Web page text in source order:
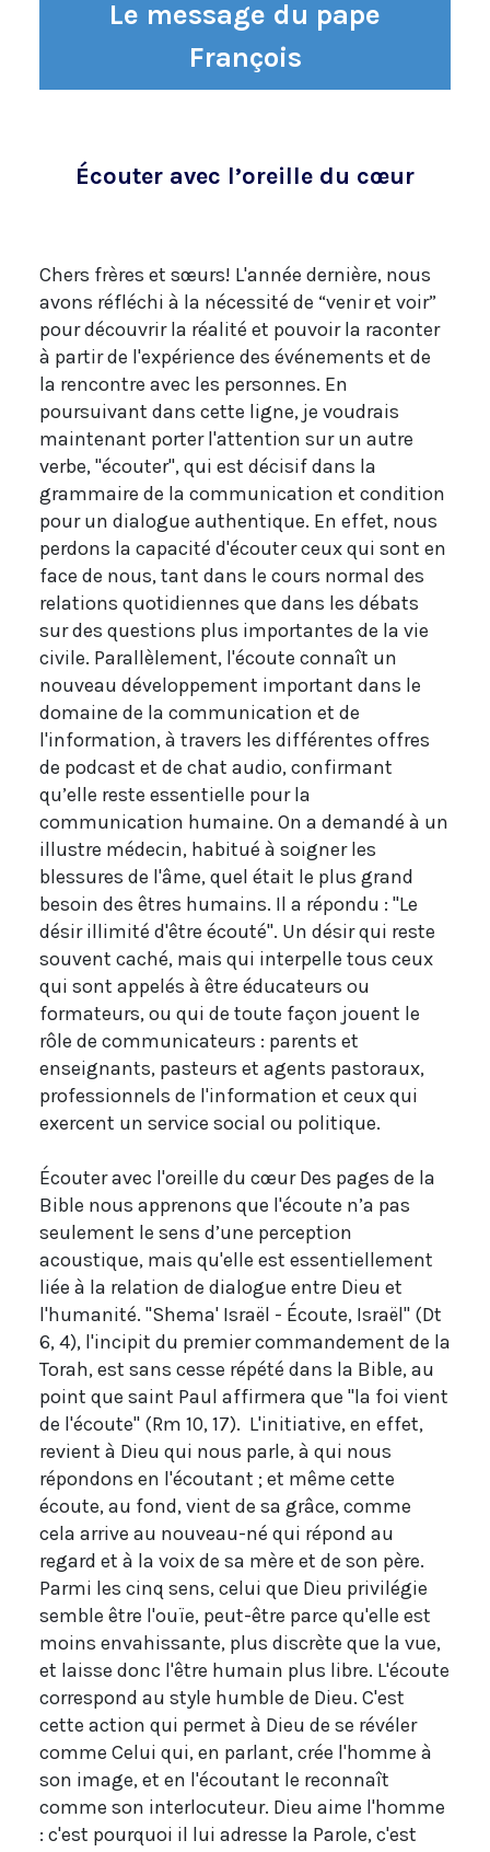
Le message du pape
François
Écouter avec l’oreille du cœur
Chers frères et sœurs! L'année dernière, nous
avons réfléchi à la nécessité de “venir et voir”
pour découvrir la réalité et pouvoir la raconter
à partir de l'expérience des événements et de
la rencontre avec les personnes. En
poursuivant dans cette ligne, je voudrais
maintenant porter l'attention sur un autre
verbe, "écouter", qui est décisif dans la
grammaire de la communication et condition
pour un dialogue authentique. En effet, nous
perdons la capacité d'écouter ceux qui sont en
face de nous, tant dans le cours normal des
relations quotidiennes que dans les débats
sur des questions plus importantes de la vie
civile. Parallèlement, l'écoute connaît un
nouveau développement important dans le
domaine de la communication et de
l'information, à travers les différentes offres
de podcast et de chat audio, confirmant
qu’elle reste essentielle pour la
communication humaine. On a demandé à un
illustre médecin, habitué à soigner les
blessures de l'âme, quel était le plus grand
besoin des êtres humains. Il a répondu : "Le
désir illimité d'être écouté". Un désir qui reste
souvent caché, mais qui interpelle tous ceux
qui sont appelés à être éducateurs ou
formateurs, ou qui de toute façon jouent le
rôle de communicateurs : parents et
enseignants, pasteurs et agents pastoraux,
professionnels de l'information et ceux qui
exercent un service social ou politique.
Écouter avec l'oreille du cœur Des pages de la
Bible nous apprenons que l'écoute n’a pas
seulement le sens d’une perception
acoustique, mais qu'elle est essentiellement
liée à la relation de dialogue entre Dieu et
l'humanité. "Shema' Israël - Écoute, Israël" (Dt
6, 4), l'incipit du premier commandement de la
Torah, est sans cesse répété dans la Bible, au
point que saint Paul affirmera que "la foi vient
de l'écoute" (Rm 10, 17). L'initiative, en effet,
revient à Dieu qui nous parle, à qui nous
répondons en l'écoutant ; et même cette
écoute, au fond, vient de sa grâce, comme
cela arrive au nouveau-né qui répond au
regard et à la voix de sa mère et de son père.
Parmi les cinq sens, celui que Dieu privilégie
semble être l'ouïe, peut-être parce qu'elle est
moins envahissante, plus discrète que la vue,
et laisse donc l'être humain plus libre. L'écoute
correspond au style humble de Dieu. C'est
cette action qui permet à Dieu de se révéler
comme Celui qui, en parlant, crée l'homme à
son image, et en l'écoutant le reconnaît
comme son interlocuteur. Dieu aime l'homme
: c'est pourquoi il lui adresse la Parole, c'est